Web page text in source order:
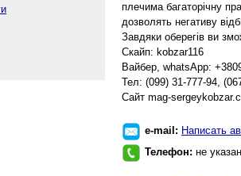
плечима багаторічну
дозволять негативу
Завдяки оберегів ви
Скайп: kobzar116
Вайбер, whatsApp:
Тел: (099) 31-777-94,
Сайт mag-
e-mail: Написать
Телефон: не указан